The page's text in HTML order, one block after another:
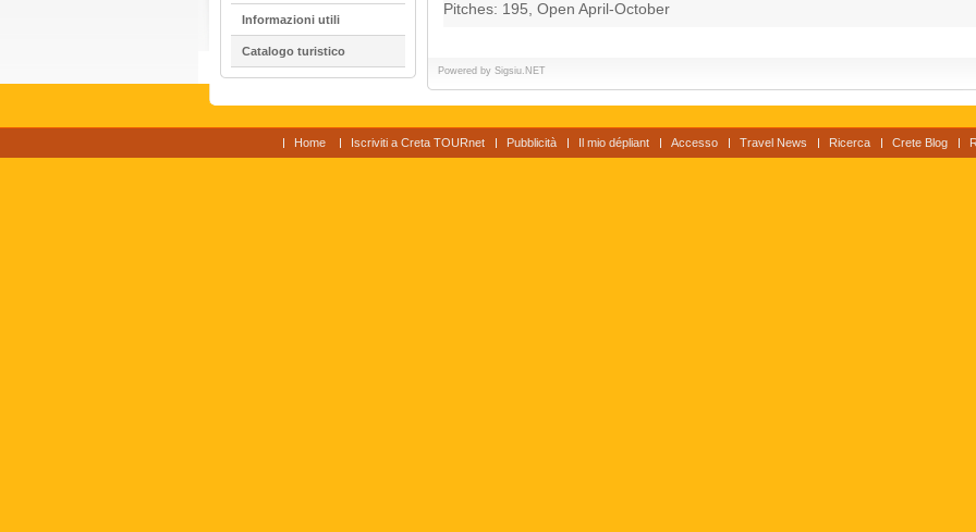
Informazioni utili
Catalogo turistico
Pitches: 195, Open April-October
Powered by Sigsiu.NET
Home Iscriviti a Creta TOURnet Pubblicità Il mio dépliant Accesso Travel News Ricerca Crete Blog